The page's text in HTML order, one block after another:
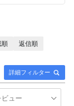
詳細フィルター
順
返信順